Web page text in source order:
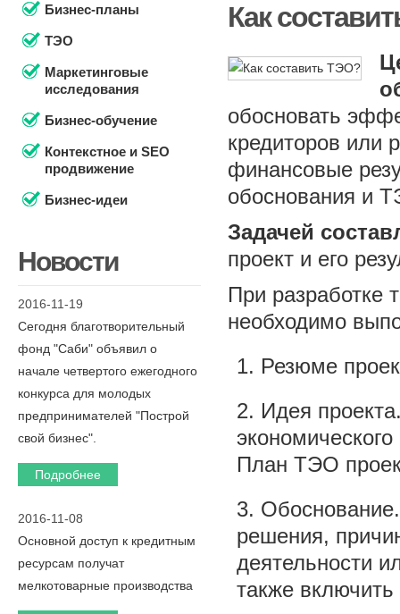
Бизнес-планы
ТЭО
Маркетинговые
исследования
Бизнес-обучение
Контекстное и SEO
продвижение
Бизнес-идеи
Новости
2016-11-19
Сегодня благотворительный
фонд "Саби" объявил о
начале четвертого ежегодного
конкурса для молодых
предпринимателей "Построй
свой бизнес".
Подробнее
2016-11-08
Основной доступ к кредитным
ресурсам получат
мелкотоварные производства
Как
обосновать
кредиторов или
финансовые
обоснования и
Задачей
проект и его
При разработке
необходимо
Резюме
Идея
План ТЭО
решения,
деятельности
также